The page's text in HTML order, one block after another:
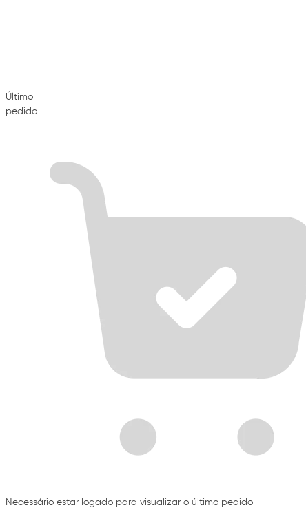
Último
pedido
Necessário estar logado para visualizar o último pedido